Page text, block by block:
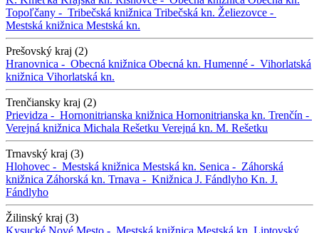
Topoľčany - Tribečská knižnica Tribečská kn. Želiezovce -
Mestská knižnica Mestská kn.
Prešovský kraj (2)
Hranovnica - Obecná knižnica Obecná kn. Humenné - Vihorlatská
knižnica Vihorlatská kn.
Trenčiansky kraj (2)
Prievidza - Hornonitrianska knižnica Hornonitrianska kn. Trenčín -
Verejná knižnica Michala Rešetku Verejná kn. M. Rešetku
Trnavský kraj (3)
Hlohovec - Mestská knižnica Mestská kn. Senica - Záhorská
knižnica Záhorská kn. Trnava - Knižnica J. Fándlyho Kn. J.
Fándlyho
Žilinský kraj (3)
Kysucké Nové Mesto - Mestská knižnica Mestská kn. Liptovský